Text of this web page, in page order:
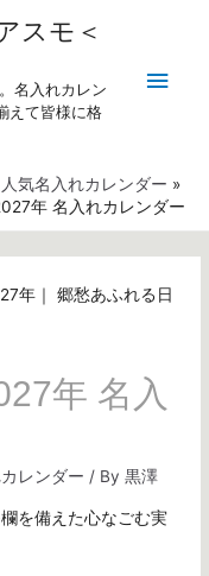
スモ＜
名入れカレン
えて皆様に格
メ
ン
メ
ニ
ー
人気名入れカレンダー
年 名入れカレンダー
年 名入
レンダー / By黒澤
を備えた心なごむ実